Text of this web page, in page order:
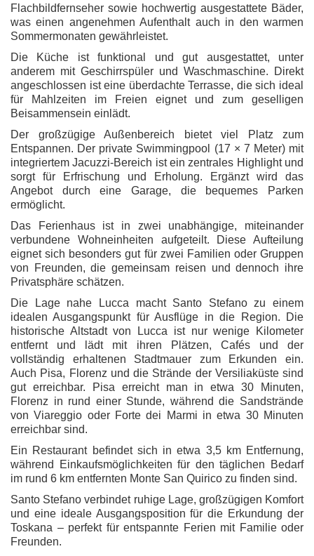
Flachbildfernseher sowie hochwertig ausgestattete Bäder,
was einen angenehmen Aufenthalt auch in den warmen
Sommermonaten gewährleistet.
Die Küche ist funktional und gut ausgestattet, unter
anderem mit Geschirrspüler und Waschmaschine. Direkt
angeschlossen ist eine überdachte Terrasse, die sich ideal
für Mahlzeiten im Freien eignet und zum geselligen
Beisammensein einlädt.
Der großzügige Außenbereich bietet viel Platz zum
Entspannen. Der private Swimmingpool (17 × 7 Meter) mit
integriertem Jacuzzi-Bereich ist ein zentrales Highlight und
sorgt für Erfrischung und Erholung. Ergänzt wird das
Angebot durch eine Garage, die bequemes Parken
ermöglicht.
Das Ferienhaus ist in zwei unabhängige, miteinander
verbundene Wohneinheiten aufgeteilt. Diese Aufteilung
eignet sich besonders gut für zwei Familien oder Gruppen
von Freunden, die gemeinsam reisen und dennoch ihre
Privatsphäre schätzen.
Die Lage nahe Lucca macht Santo Stefano zu einem
idealen Ausgangspunkt für Ausflüge in die Region. Die
historische Altstadt von Lucca ist nur wenige Kilometer
entfernt und lädt mit ihren Plätzen, Cafés und der
vollständig erhaltenen Stadtmauer zum Erkunden ein.
Auch Pisa, Florenz und die Strände der Versiliaküste sind
gut erreichbar. Pisa erreicht man in etwa 30 Minuten,
Florenz in rund einer Stunde, während die Sandstrände
von Viareggio oder Forte dei Marmi in etwa 30 Minuten
erreichbar sind.
Ein Restaurant befindet sich in etwa 3,5 km Entfernung,
während Einkaufsmöglichkeiten für den täglichen Bedarf
im rund 6 km entfernten Monte San Quirico zu finden sind.
Santo Stefano verbindet ruhige Lage, großzügigen Komfort
und eine ideale Ausgangsposition für die Erkundung der
Toskana – perfekt für entspannte Ferien mit Familie oder
Freunden.